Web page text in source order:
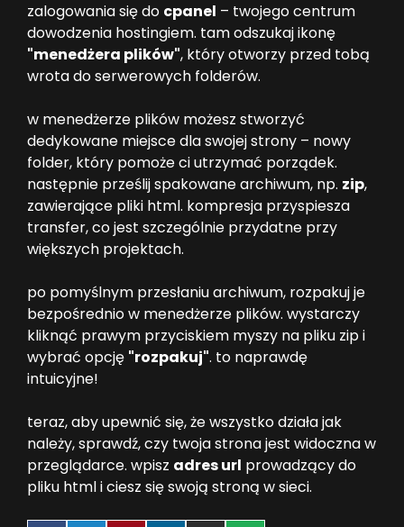
zalogowania się do cpanel – twojego centrum
dowodzenia hostingiem. tam odszukaj ikonę
"menedżera plików", który otworzy przed tobą
wrota do serwerowych folderów.
w menedżerze plików możesz stworzyć
dedykowane miejsce dla swojej strony – nowy
folder, który pomoże ci utrzymać porządek.
następnie prześlij spakowane archiwum, np. zip,
zawierające pliki html. kompresja przyspiesza
transfer, co jest szczególnie przydatne przy
większych projektach.
po pomyślnym przesłaniu archiwum, rozpakuj je
bezpośrednio w menedżerze plików. wystarczy
kliknąć prawym przyciskiem myszy na pliku zip i
wybrać opcję "rozpakuj". to naprawdę
intuicyjne!
teraz, aby upewnić się, że wszystko działa jak
należy, sprawdź, czy twoja strona jest widoczna w
przeglądarce. wpisz adres url prowadzący do
pliku html i ciesz się swoją stroną w sieci.